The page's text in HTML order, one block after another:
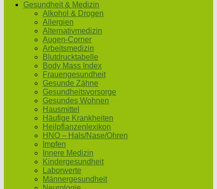
Gesundheit & Medizin
Alkohol & Drogen
Allergien
Alternativmedizin
Augen-Corner
Arbeitsmedizin
Blutdrucktabelle
Body Mass Index
Frauengesundheit
Gesunde Zähne
Gesundheitsvorsorge
Gesundes Wohnen
Hausmittel
Häufige Krankheiten
Heilpflanzenlexikon
HNO – Hals/Nase/Ohren
Impfen
Innere Medizin
Kindergesundheit
Laborwerte
Männergesundheit